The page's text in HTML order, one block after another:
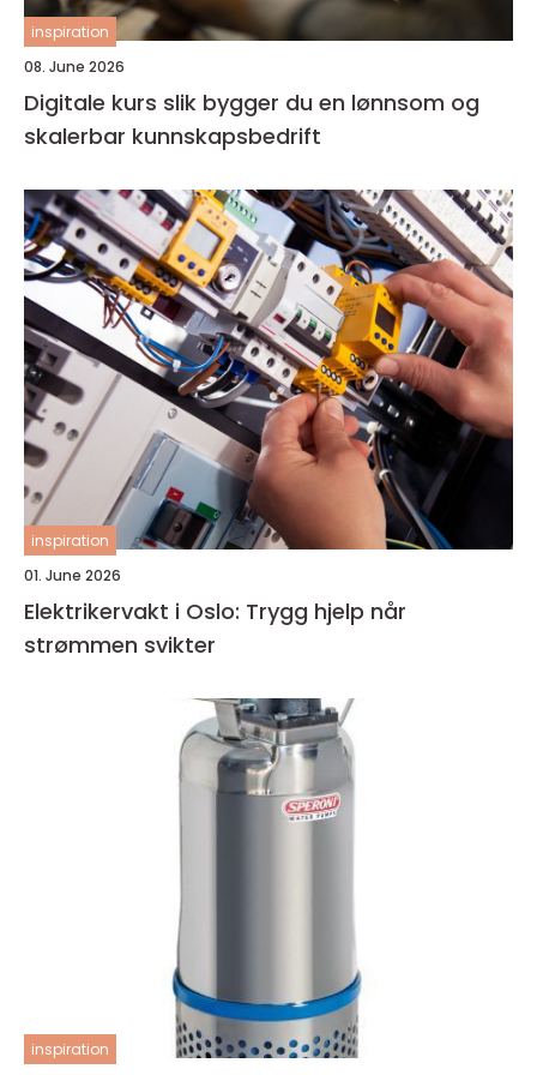
inspiration
08. June 2026
Digitale kurs slik bygger du en lønnsom og
skalerbar kunnskapsbedrift
inspiration
01. June 2026
Elektrikervakt i Oslo: Trygg hjelp når
strømmen svikter
inspiration